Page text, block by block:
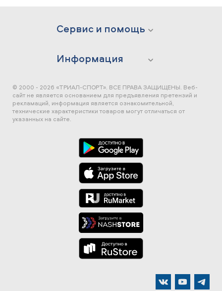
Сервис и помощь
Информация
© 2000 - 2026 «ТРИАЛ-СПОРТ». ВСЕ ПРАВА ЗАЩИЩЕНЫ. Веб-
сайт не является основанием для предъявления претензий и
рекламаций, информация является ознакомительной,
технические характеристики товаров могут отличаться от
указанных на сайте.